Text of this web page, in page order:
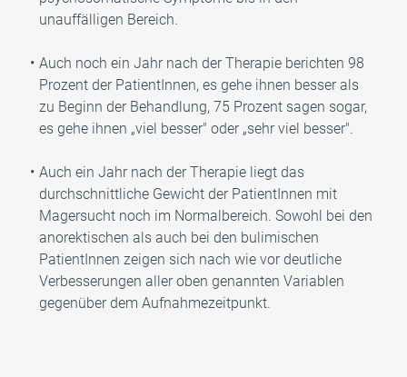
unauffälligen Bereich.
Auch noch ein Jahr nach der Therapie berichten 98
Prozent der PatientInnen, es gehe ihnen besser als
zu Beginn der Behandlung, 75 Prozent sagen sogar,
es gehe ihnen „viel besser" oder „sehr viel besser".
Auch ein Jahr nach der Therapie liegt das
durchschnittliche Gewicht der PatientInnen mit
Magersucht noch im Normalbereich. Sowohl bei den
anorektischen als auch bei den bulimischen
PatientInnen zeigen sich nach wie vor deutliche
Verbesserungen aller oben genannten Variablen
gegenüber dem Aufnahmezeitpunkt.